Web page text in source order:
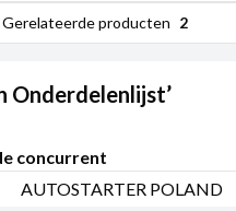
HC-CARGO 233873.
Gerelateerde producten 2
Onderdelenlijst’
concurrent
AUTOSTARTER POLAND